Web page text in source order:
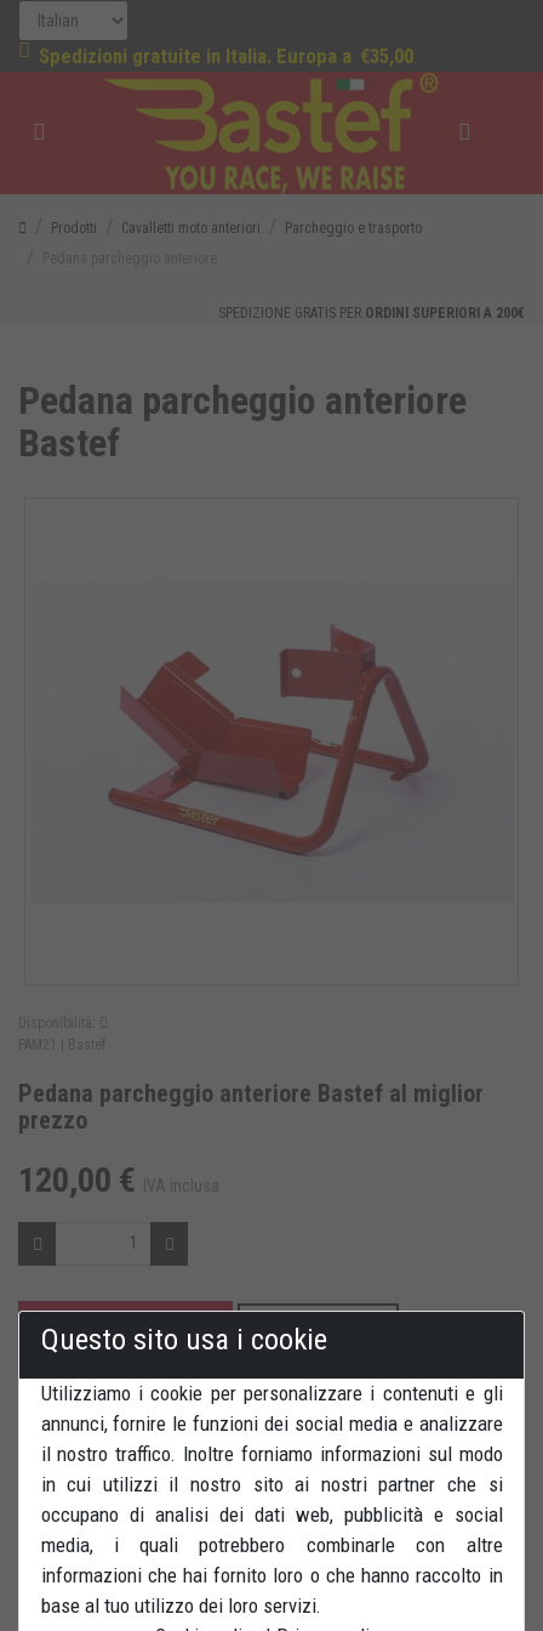
Spedizioni gratuite in Italia. Europa a €35,00
Prodotti Cavalletti moto anteriori
Parcheggio e trasporto
SPEDIZIONE GRATIS PER ORDINI SUPERIORI A 200€
Pedana parcheggio anteriore
Bastef
Disponibilità:
PAM21 |
Bastef
Pedana parcheggio anteriore Bastef al miglior
prezzo
120,00 € IVA inclusa
AGGIUNGI AL CARRELLO SALVA PER DOPO
RECENSIONI STAMPA
Pedana parcheggio moto con funzionamento basculante.
Permette di parcheggiare la moto bloccando la ruota anteriore
Questo sito usa i cookie
Utilizziamo i cookie per personalizzare i contenuti e gli
annunci, fornire le funzioni dei social media e analizzare
il nostro traffico. Inoltre forniamo informazioni sul modo
in cui utilizzi il nostro sito ai nostri partner che si
occupano di analisi dei dati web, pubblicità e social
media, i quali potrebbero combinarle con altre
informazioni che hai fornito loro o che hanno raccolto in
base al tuo utilizzo dei loro servizi.